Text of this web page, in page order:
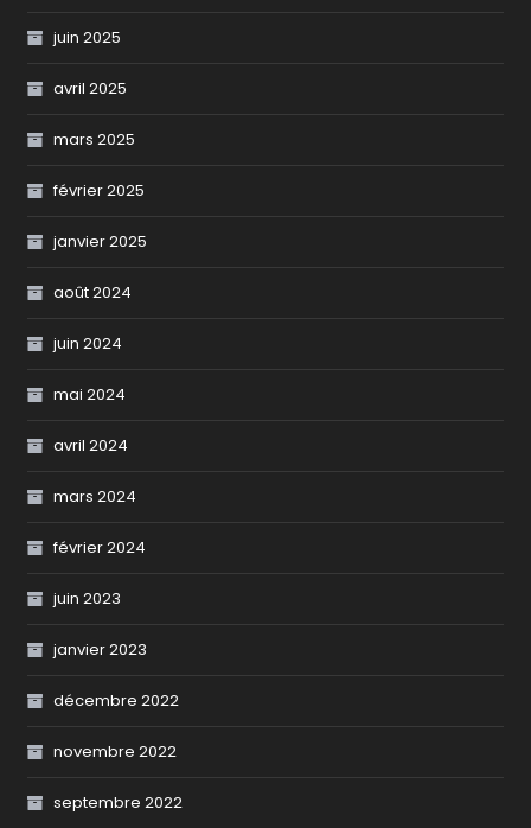
juin 2025
avril 2025
mars 2025
février 2025
janvier 2025
août 2024
juin 2024
mai 2024
avril 2024
mars 2024
février 2024
juin 2023
janvier 2023
décembre 2022
novembre 2022
septembre 2022